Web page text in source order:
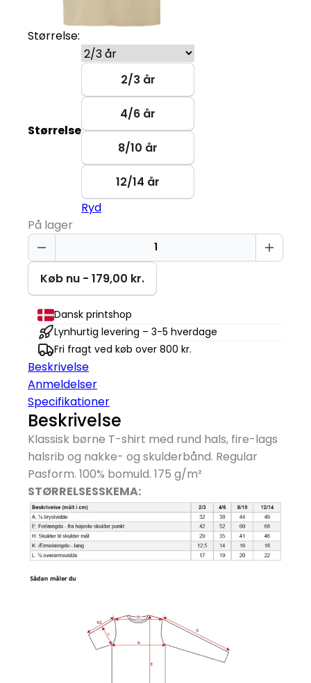
Størrelse:
Størrelse
2/3 år
4/6 år
8/10 år
12/14 år
Ryd
På lager
Scoop!
There
Is
T-
shirt
Børn
antal
Køb nu - 179,00 kr.
Dansk printshop
Lynhurtig levering – 3-5 hverdage
Fri fragt ved køb over 800 kr.
Beskrivelse
Anmeldelser
Specifikationer
Beskrivelse
Klassisk børne T-shirt med rund hals, fire-lags
halsrib og nakke- og skulderbånd. Regular
Pasform. 100% bomuld. 175 g/m²
STØRRELSESSKEMA: